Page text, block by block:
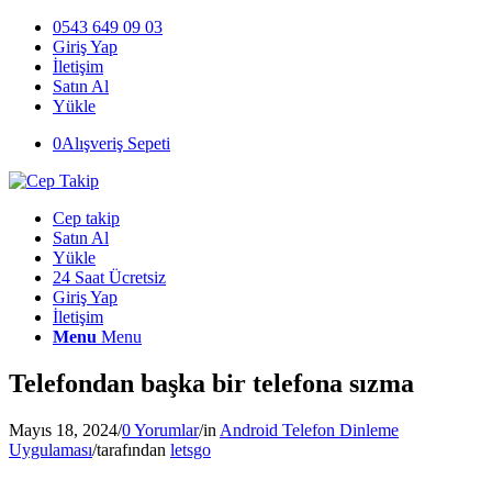
0543 649 09 03
Giriş Yap
İletişim
Satın Al
Yükle
0Alışveriş Sepeti
Cep takip
Satın Al
Yükle
24 Saat Ücretsiz
Giriş Yap
İletişim
Menu Menu
Telefondan başka bir telefona sızma
Mayıs 18, 2024/0 Yorumlar/in Android Telefon Dinleme
Uygulaması/tarafından letsgo